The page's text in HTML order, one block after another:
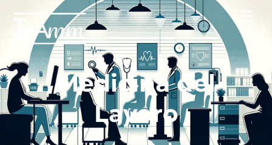
content
Medicina del
Lavoro